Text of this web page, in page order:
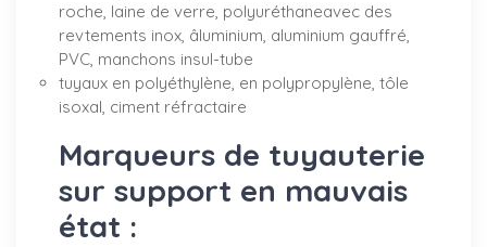
roche, laine de verre, polyuréthaneavec des
revtements inox, âluminium, aluminium gauffré,
PVC, manchons insul-tube
tuyaux en polyéthylène, en polypropylène, tôle
isoxal, ciment réfractaire
Marqueurs de tuyauterie
sur support en mauvais
état :